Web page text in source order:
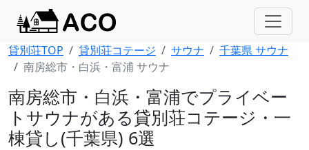
貸別荘TOP 貸別荘コテージ サウナ
千葉県 サウナ
南房総市・白浜・富浦 サウナ
南房総市・白浜・富浦でプライベー
トサウナがある貸別荘コテージ・一
棟貸し(千葉県) 6選